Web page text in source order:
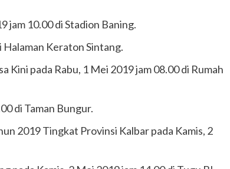
jam 10.00 di Stadion Baning.
Halaman Keraton Sintang.
pada Rabu, 1 Mei 2019 jam 08.00 di Rumah
di Taman Bungur.
2019 Tingkat Provinsi Kalbar pada Kamis, 2